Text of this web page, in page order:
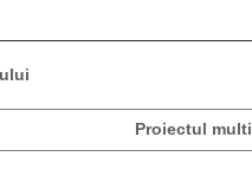
Proiectul